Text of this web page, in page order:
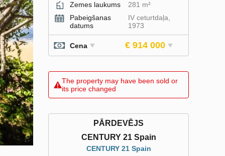
Zemes laukums
281 m²
Pabeigšanas
datums
IV ceturtdaļa,
1973
Cena € 914 000
The property may have been sold or
its price changed
PĀRDEVĒJS
CENTURY 21 Spain
CENTURY 21 Spain